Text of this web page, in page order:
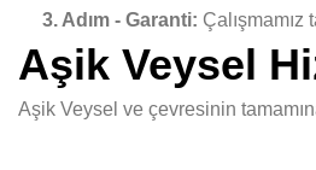
3. Adım - Garanti:
Aşik Veysel
Aşik Veysel ve çevresinin